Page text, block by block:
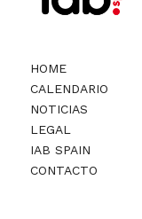
HOME
CALENDARIO
NOTICIAS
LEGAL
IAB SPAIN
CONTACTO